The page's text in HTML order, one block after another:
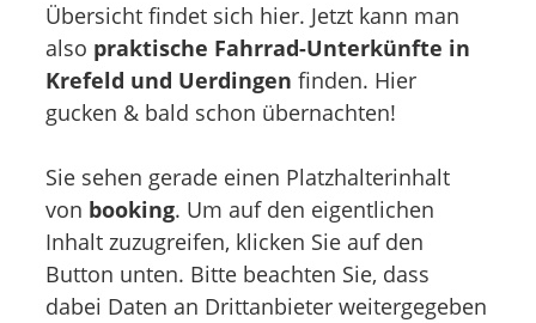
Übersicht findet sich hier. Jetzt kann man
also praktische Fahrrad-Unterkünfte in
Krefeld und Uerdingen finden. Hier
gucken & bald schon übernachten!
Sie sehen gerade einen Platzhalterinhalt
von booking. Um auf den eigentlichen
Inhalt zuzugreifen, klicken Sie auf den
Button unten. Bitte beachten Sie, dass
dabei Daten an Drittanbieter weitergegeben